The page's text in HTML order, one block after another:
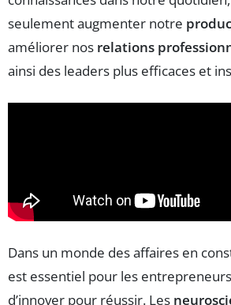
seulement augmenter notre
améliorer nos relations
ainsi des leaders plus efficaces et
Dans un monde des affaires en
est essentiel pour les
d’innover pour réussir. Les